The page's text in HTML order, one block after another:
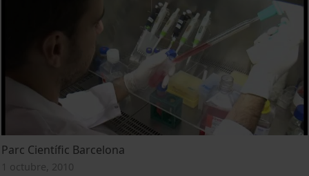
Parc Científic Barcelona
1 octubre, 2010